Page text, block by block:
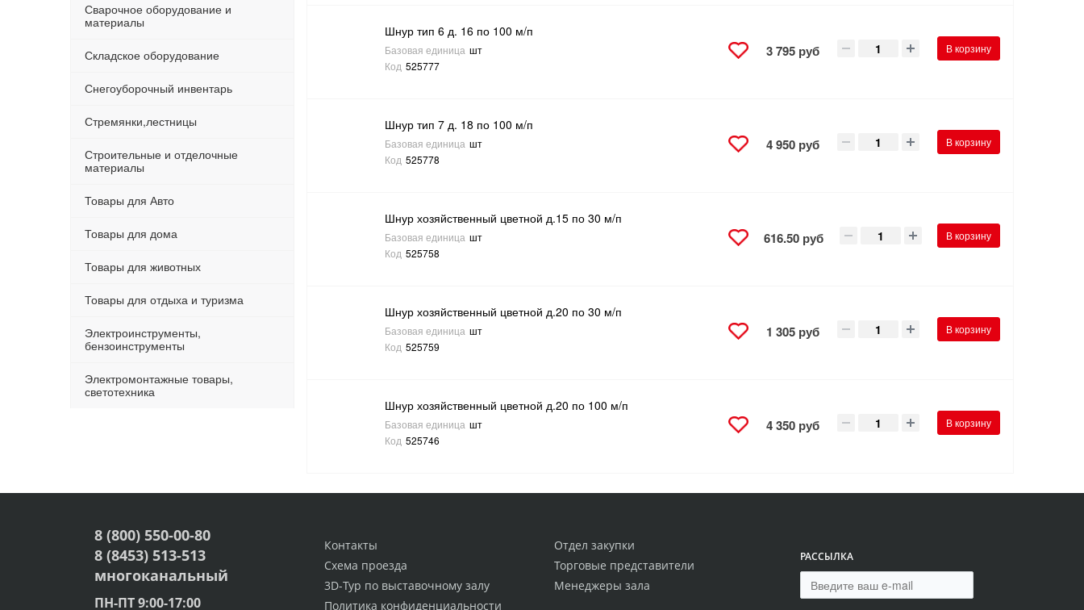
Сварочное оборудование и
материалы
Складское оборудование
Снегоуборочный инвентарь
Стремянки,лестницы
Строительные и отделочные
материалы
Товары для Авто
Товары для дома
Товары для животных
Товары для отдыха и туризма
Электроинструменты,
бензоинструменты
Электромонтажные товары,
светотехника
Шнур тип 6 д. 16 по 100 м/п
Базовая единица шт
Код 525777
3 795 руб В корзину
Шнур тип 7 д. 18 по 100 м/п
Базовая единица шт
Код 525778
4 950 руб В корзину
Шнур хозяйственный цветной д.15 по 30 м/п
Базовая единица шт
Код 525758
616.50 руб В корзину
Шнур хозяйственный цветной д.20 по 30 м/п
Базовая единица шт
Код 525759
1 305 руб В корзину
Шнур хозяйственный цветной д.20 по 100 м/п
Базовая единица шт
Код 525746
4 350 руб В корзину
Отдел закупки
Торговые представители
Менеджеры зала
Контакты
Схема проезда
3D-Тур по выставочному залу
Политика конфиденциальности
РАССЫЛКА
8 (800) 550-00-80
8 (8453) 513-513
многоканальный
ПН-ПТ 9:00-17:00